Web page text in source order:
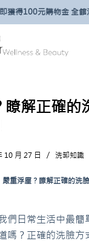
獲得100元購物金 全
瞭解正確的
10 月 27 日 洗卸知識
嚴重浮塵？瞭解正確的洗
們日常生活中最簡
嗎？正確的洗臉方